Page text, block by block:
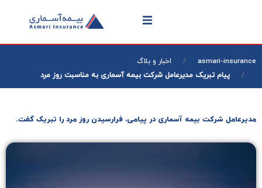
asmari-insurance اخبار و بلاگ
پیام تبریک مدیرعامل شرکت بیمه آسماری به مناسبت روز مرد
مدیرعامل شرکت بیمه آسماری در پیامی، فرارسیدن روز مرد را تبریک گفت.